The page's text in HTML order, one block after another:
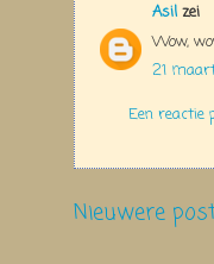
Asil zei
Wow,
21
Een reactie
Nieuwere